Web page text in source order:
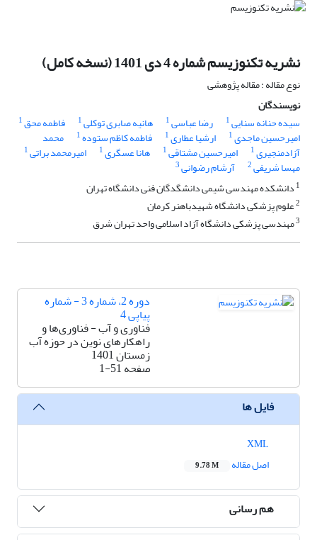
نشریه تکنوزیسم شماره 4 دی 1401 (نسخه کامل)
نوع مقاله : مقاله پژوهشی
نویسندگان
سیده حنانه سنایی1 رضا عباسی1 هانیه صابری توکلی1 فاطمه محق1
امیرحسین ماجدی1 ارشیا عطاری1 فاطمه کاظم ستوده1 محمد
آزادمنجیری1 امیرحسین مشتاقی1 هانا عسگری1 امیرمحمد براتی1
مهسا شریفی2 آرشام رضوانی3
1 دانشکده مهندسی شیمی دانشگدگان فنی دانشگاه تهران
2علوم پزشکی دانشگاه شهیدباهنر کرمان
3مهندسی پزشکی دانشگاه آزاد اسلامی واحد تهران شرق
دوره 2، شماره 3 - شماره
پیاپی 4
فناوری و آب - فناوری‌ها و
راهکارهای نوین در حوزه آب
زمستان 1401
صفحه1-51
فایل ها
اصل مقاله
9.78 M
هم رسانی